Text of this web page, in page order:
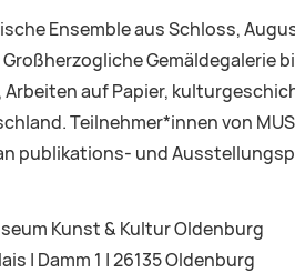
Ensemble aus Schloss,
Gemäldegalerie
Arbeiten auf Papier,
Teilnehmer*innen von
publikations- und
Kunst & Kultur Oldenburg
| Damm 1 | 26135 Oldenburg